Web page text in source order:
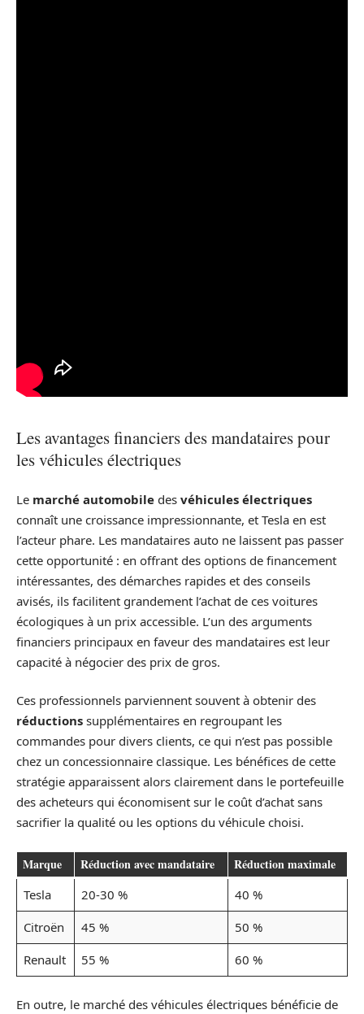
Les avantages financiers des mandataires pour
les véhicules électriques
Le marché automobile des véhicules électriques
connaît une croissance impressionnante, et Tesla en est
l’acteur phare. Les mandataires auto ne laissent pas passer
cette opportunité : en offrant des options de financement
intéressantes, des démarches rapides et des conseils
avisés, ils facilitent grandement l’achat de ces voitures
écologiques à un prix accessible. L’un des arguments
financiers principaux en faveur des mandataires est leur
capacité à négocier des prix de gros.
Ces professionnels parviennent souvent à obtenir des
réductions supplémentaires en regroupant les
commandes pour divers clients, ce qui n’est pas possible
chez un concessionnaire classique. Les bénéfices de cette
stratégie apparaissent alors clairement dans le portefeuille
des acheteurs qui économisent sur le coût d’achat sans
sacrifier la qualité ou les options du véhicule choisi.
Marque Réduction avec mandataire Réduction maximale
Tesla 20-30 %
40 %
Citroën
45 %
50 %
Renault
55 % 60 %
En outre, le marché des véhicules électriques bénéficie de